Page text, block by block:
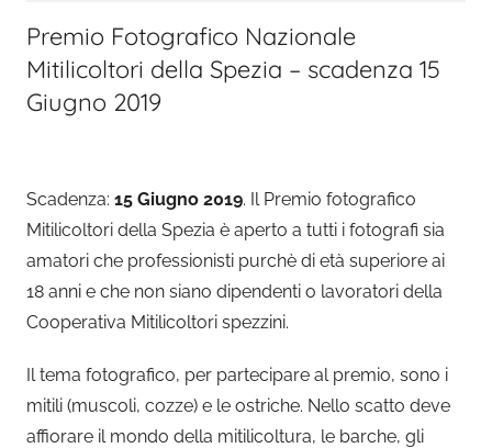
Premio Fotografico Nazionale
Mitilicoltori della Spezia – scadenza 15
Giugno 2019
Scadenza: 15 Giugno 2019. Il Premio fotografico
Mitilicoltori della Spezia è aperto a tutti i fotografi sia
amatori che professionisti purchè di età superiore ai
18 anni e che non siano dipendenti o lavoratori della
Cooperativa Mitilicoltori spezzini.
Il tema fotografico, per partecipare al premio, sono i
mitili (muscoli, cozze) e le ostriche. Nello scatto deve
affiorare il mondo della mitilicoltura, le barche, gli